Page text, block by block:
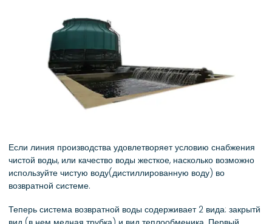
Если линия производства удовлетворяет условию снабжения
чистой воды, или качество воды жесткое, насколько возможно
используйте чистую воду(дистиллированную воду) во
возвратной системе.
Теперь система возвратной воды содерживает 2 вида: закрытй